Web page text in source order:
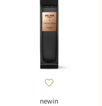
newin